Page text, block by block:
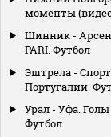
моменты
Шинник -
PARI. Футбол
Эштрела -
Португалии.
Урал - Уфа.
Футбол